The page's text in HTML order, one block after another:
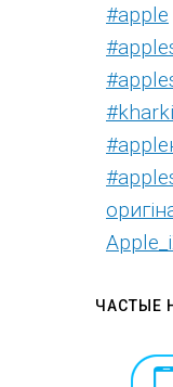
#apple
ЧАСТЫЕ